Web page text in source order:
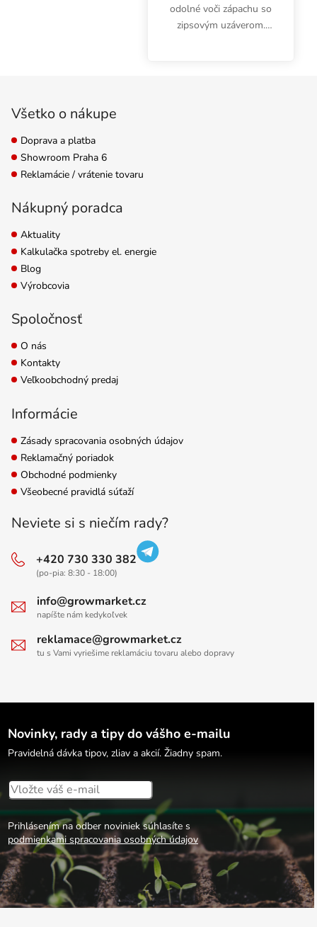
odolné voči zápachu so
zipsovým uzáverom.
Všetko o nákupe
Doprava a platba
Showroom Praha 6
Reklamácie / vrátenie tovaru
Nákupný poradca
Aktuality
Kalkulačka spotreby el. energie
Blog
Výrobcovia
Spoločnosť
O nás
Kontakty
Veľkoobchodný predaj
Informácie
Zásady spracovania osobných údajov
Reklamačný poriadok
Obchodné podmienky
Všeobecné pravidlá súťaží
Neviete si s niečím rady?
+420 730 330 382
(po-pia: 8:30 - 18:00)
info@growmarket.cz
napíšte nám kedykoľvek
reklamace@growmarket.cz
tu s Vami vyriešime reklamáciu tovaru alebo dopravy
Novinky, rady a tipy do vášho e-mailu
Pravidelná dávka tipov, zliav a akcií. Žiadny spam.
Prihlásením na odber noviniek súhlasíte s
podmienkami spracovania osobných údajov